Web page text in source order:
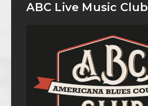
ABC Live Music Club